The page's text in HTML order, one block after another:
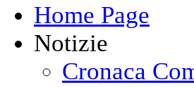
Home Page
Notizie
Cronaca